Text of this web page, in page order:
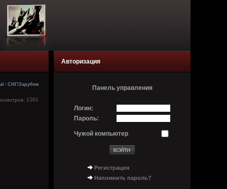
/ СНГ/Зарубеж
1501
Авторизация
Панель управления
Логин:
Пароль:
Чужой компьютер
Регистрация
Напомнить пароль?